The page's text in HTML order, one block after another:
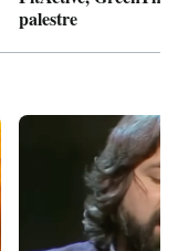
palestre